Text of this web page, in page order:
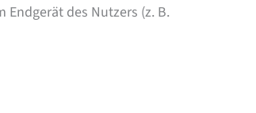
Endgerät des Nutzers (z. B.